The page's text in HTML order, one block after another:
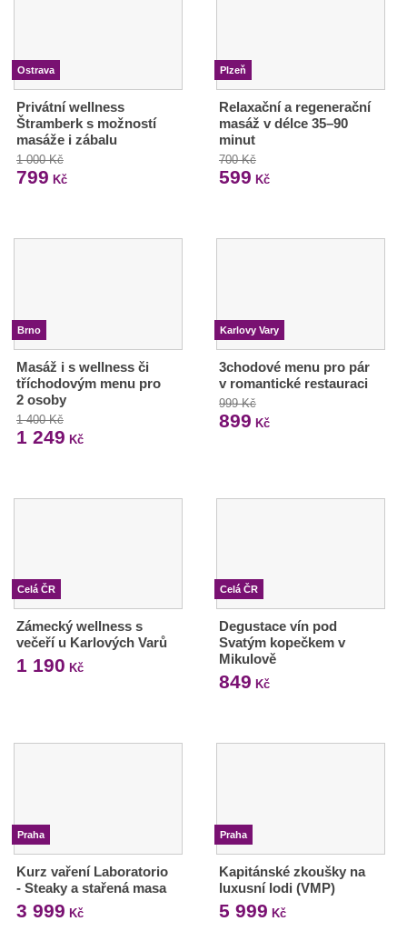
Ostrava
Privátní wellness
Štramberk s možností
masáže i zábalu
1 000 Kč
799 Kč
Plzeň
Relaxační a regenerační
masáž v délce 35–90
minut
700 Kč
599 Kč
Brno
Masáž i s wellness či
tříchodovým menu pro
2 osoby
1 400 Kč
1 249 Kč
Karlovy Vary
3chodové menu pro pár
v romantické restauraci
999 Kč
899 Kč
Celá ČR
Zámecký wellness s
večeří u Karlových Varů
1 190 Kč
Celá ČR
Degustace vín pod
Svatým kopečkem v
Mikulově
849 Kč
Praha
Kurz vaření Laboratorio
- Steaky a stařená masa
3 999 Kč
Praha
Kapitánské zkoušky na
luxusní lodi (VMP)
5 999 Kč